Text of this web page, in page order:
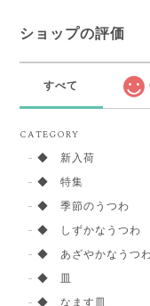
ショップの評価
すべて
CATEGORY
◆ 新入荷
◆ 特集
◆ 季節のうつわ
◆ しずかなうつわ
◆ あざやかなうつ
◆ 皿
◆ なます皿